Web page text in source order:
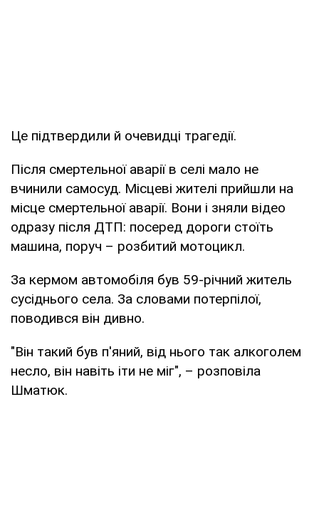
Це підтвердили й очевидці трагедії.
Після смертельної аварії в селі мало не
вчинили самосуд. Місцеві жителі прийшли на
місце смертельної аварії. Вони і зняли відео
одразу після ДТП: посеред дороги стоїть
машина, поруч – розбитий мотоцикл.
За кермом автомобіля був 59-річний житель
сусіднього села. За словами потерпілої,
поводився він дивно.
"Він такий був п'яний, від нього так алкоголем
несло, він навіть іти не міг", – розповіла
Шматюк.